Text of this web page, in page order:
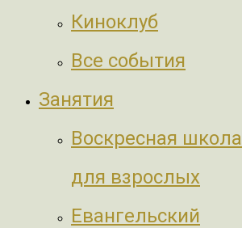
Киноклуб
Все события
Занятия
Воскресная школа
для взрослых
Евангельский